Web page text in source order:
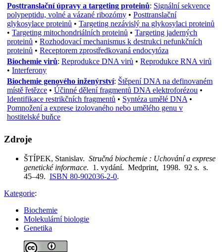
Posttranslační úpravy a targeting proteinů: Signální sekvence
polypeptidu, volné a vázané ribozómy • Posttranslační
glykosylace proteinů • Targeting nezávislý na glykosylaci proteinů
• Targeting mitochondriálních proteinů • Targeting jaderných
proteinů • Rozhodovací mechanismus k destrukci nefunkčních
proteinů • Receptorem zprostředkovaná endocytóza
Biochemie virů: Reprodukce DNA virů • Reprodukce RNA virů
• Interferony
Biochemie genového inženýrství: Štěpení DNA na definovaném
místě řetězce • Účinné dělení fragmentů DNA elektroforézou •
Identifikace restrikčních fragmentů • Syntéza umělé DNA •
Pomnožení a exprese izolovaného nebo umělého genu v
hostitelské buňce
Zdroje
ŠTÍPEK, Stanislav. Stručná biochemie : Uchování a exprese
genetické informace. 1. vydání. Medprint, 1998. 92 s. s.
45–49. ISBN 80-902036-2-0.
Kategorie:
Biochemie
Molekulární biologie
Genetika